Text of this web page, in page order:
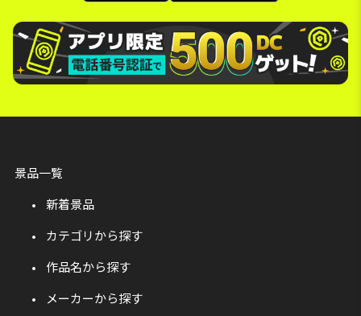
景品一覧
新着景品
カテゴリから探す
作品名から探す
メーカーから探す